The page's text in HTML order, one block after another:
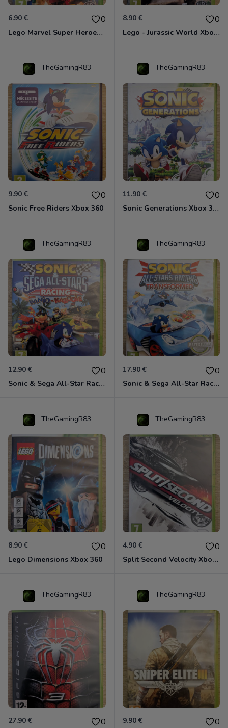
6.90 € 0
Lego Marvel Super Heroes Xbox 360
8.90 € 0
Lego - Jurassic World Xbox 360
TheGamingR83
9.90 € 0
Sonic Free Riders Xbox 360
TheGamingR83
11.90 € 0
Sonic Generations Xbox 360
TheGamingR83
12.90 € 0
Sonic & Sega All-Star Racing avec Banjo-Kazooie Xbox 360
TheGamingR83
17.90 € 0
Sonic & Sega All-Star Racing - Transformed Xbox 360
TheGamingR83
8.90 € 0
Lego Dimensions Xbox 360
TheGamingR83
4.90 € 0
Split Second Velocity Xbox 360
TheGamingR83
27.90 € 0
TheGamingR83
9.90 € 0